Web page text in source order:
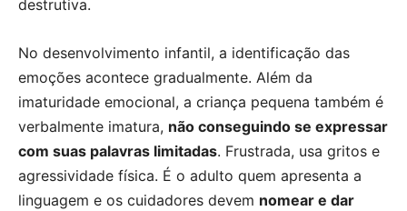
destrutiva.
No desenvolvimento infantil, a identificação das
emoções acontece gradualmente. Além da
imaturidade emocional, a criança pequena também é
verbalmente imatura, não conseguindo se expressar
com suas palavras limitadas. Frustrada, usa gritos e
agressividade física. É o adulto quem apresenta a
linguagem e os cuidadores devem nomear e dar